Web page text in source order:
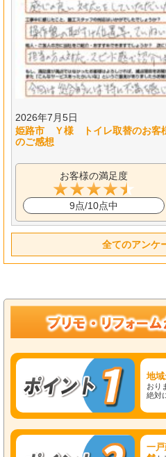
2026年7月5日
姫路市 Ｙ様 トイレ取替のお客
のご感想
お客様の満足度
9点/10点中
全てのアンケ
地
おり
絶対
一